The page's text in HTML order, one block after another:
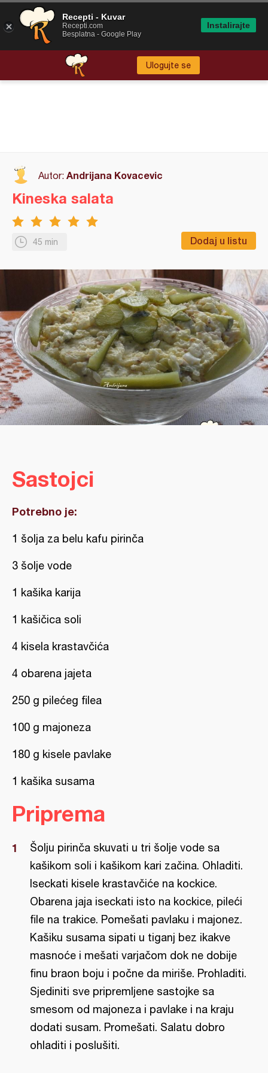
Ulogujte se
Autor: Andrijana Kovacevic
45 min Dodaj u listu
Kineska salata
Sastojci
Potrebno je:
1 šolja za belu kafu pirinča
3 šolje vode
1 kašika karija
1 kašičica soli
4 kisela krastavčića
4 obarena jajeta
250 g pilećeg filea
100 g majoneza
180 g kisele pavlake
1 kašika susama
Priprema
Šolju pirinča skuvati u tri šolje vode sa
kašikom soli i kašikom kari začina. Ohladiti.
Iseckati kisele krastavčiće na kockice.
Obarena jaja iseckati isto na kockice, pileći
file na trakice. Pomešati pavlaku i majonez.
Kašiku susama sipati u tiganj bez ikakve
masnoće i mešati varjačom dok ne dobije
finu braon boju i počne da miriše. Prohladiti.
Sjediniti sve pripremljene sastojke sa
smesom od majoneza i pavlake i na kraju
dodati susam. Promešati. Salatu dobro
ohladiti i poslušiti.
Recepti - Kuvar
Recepti.com
Besplatna - Google Play
Instalirajte